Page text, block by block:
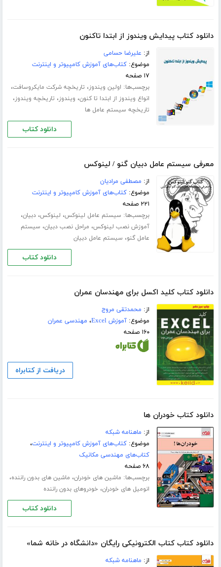
دانلود کتاب پیدایش ویندوز از ابتدا تاکنون
از: علیرضا حسامی
موضوع:کتاب‌های آموزش کامپیوتر و اینترنت
۱۷ صفحه
برچسب‌ها: اولین ویندوز، تاریخچه شرکت مایکروسافت،
انواع ویندوز از ابتدا تا کنون، ویندوز، تاریخچه ویندوز،
تاریخچه سیستم عامل ها
دانلود کتاب
معرفی سیستم عامل دبیان گنو / لینوکس
از: مصطفی مرادیان
موضوع:کتاب‌های آموزش کامپیوتر و اینترنت
۲۲۱ صفحه
برچسب‌ها: سیستم عامل لینوکس، لینوکس،دبیان،
آموزش نصب لینوکس، مراحل نصب دبیان، سیستم
عامل گنو، سیستم عامل دبیان
دانلود کتاب
دانلود کتاب کلید اکسل برای مهندسان عمران
از: محمدتقی مروج
موضوع:آموزش Excel ، مهندسی عمران
۱۶۰ صفحه
دریافت از کتابراه
دانلود کتاب خودران ها
از: ماهنامه شبکه
موضوع:کتاب‌های آموزش کامپیوتر و اینترنت،
کتاب‌های مهندسی مکانیک
۶۸ صفحه
برچسب‌ها: ماشین های خودران، ماشین های بدون راننده،
انومیل های خودران، خودروهای بدون راننده
دانلود کتاب
دانلود کتاب کتاب الکترونیکی رایگان «دانشگاه در خانه شما»
از: ماهنامه شبکه